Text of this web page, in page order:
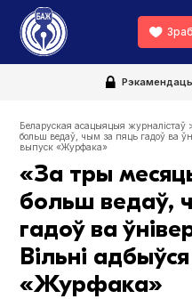
Беларуская асацыяцыя журналістаў
больш ведаў, чым за пяць гадоў ва
выпуск «Журфака»
«За тры
больш ведаў,
гадоў ва
Вільні
«Журфака»